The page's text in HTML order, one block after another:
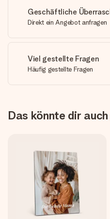
Geschäftliche
Direkt ein Angebot anfragen
Viel gestellte Fragen
Häufig gestellte Fragen
Das könnte dir